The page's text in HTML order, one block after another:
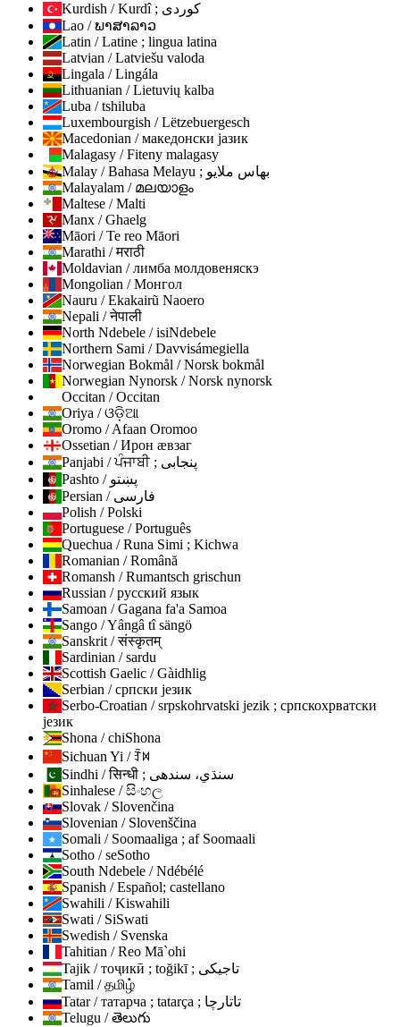
Kurdish / Kurdî ; كوردی
Lao / ພາສາລາວ
Latin / Latine ; lingua latina
Latvian / Latviešu valoda
Lingala / Lingála
Lithuanian / Lietuvių kalba
Luba / tshiluba
Luxembourgish / Lëtzebuergesch
Macedonian / македонски јазик
Malagasy / Fiteny malagasy
Malay / Bahasa Melayu ; بهاس ملايو
Malayalam / മലയാളം
Maltese / Malti
Manx / Ghaelg
Māori / Te reo Māori
Marathi / मराठी
Moldavian / лимба молдовеняскэ
Mongolian / Монгол
Nauru / Ekakairũ Naoero
Nepali / नेपाली
North Ndebele / isiNdebele
Northern Sami / Davvisámegiella
Norwegian Bokmål / Norsk bokmål
Norwegian Nynorsk / Norsk nynorsk
Occitan / Occitan
Oriya / ଓଡ଼ିଆ
Oromo / Afaan Oromoo
Ossetian / Ирон ӕвзаг
Panjabi / ਪੰਜਾਬੀ ; پنجابی
Pashto / پښتو
Persian / فارسی
Polish / Polski
Portuguese / Português
Quechua / Runa Simi ; Kichwa
Romanian / Română
Romansh / Rumantsch grischun
Russian / русский язык
Samoan / Gagana fa'a Samoa
Sango / Yângâ tî sängö
Sanskrit / संस्कृतम्
Sardinian / sardu
Scottish Gaelic / Gàidhlig
Serbian / српски језик
Serbo-Croatian / srpskohrvatski jezik ; српскохрватски
језик
Shona / chiShona
Sichuan Yi / ꆇꉙ
Sindhi / सिन्धी ; سنڌي، سندھی
Sinhalese / සිංහල
Slovak / Slovenčina
Slovenian / Slovenščina
Somali / Soomaaliga ; af Soomaali
Sotho / seSotho
South Ndebele / Ndébélé
Spanish / Español; castellano
Swahili / Kiswahili
Swati / SiSwati
Swedish / Svenska
Tahitian / Reo Mā`ohi
Tajik / тоҷикӣ ; toğikī ; تاجیکی
Tamil / தமிழ்
Tatar / татарча ; tatarça ; تاتارچا
Telugu / తెలుగు